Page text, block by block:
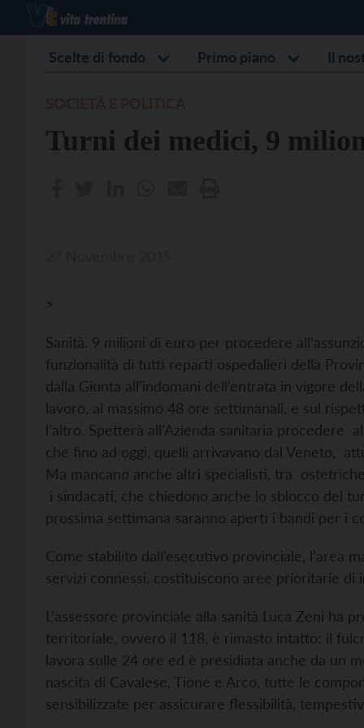
Scelte di fondo Primo piano Il
Turni dei medici, 9
>
Sanità. 9 milioni di euro per procedere
funzionalità di tutti reparti ospedalieri della
dalla Giunta all’indomani dell’entrata in vigore
lavoro, al massimo 48 ore settimanali, e sul
l’altro. Spetterà all’Azienda sanitaria procedere
che fino ad oggi, quelli arrivavano dal Veneto,
Ma mancano anche altri specialisti, tra
i sindacati, che chiedono anche lo sblocco del
prossima settimana saranno aperti i bandi per i
Come stabilito dall’esecutivo provinciale, l’area
servizi connessi, costituiscono aree prioritarie di
L’assessore provinciale alla sanità Luca Zeni ha
territoriale, ovvero il 118, è rimasto intatto: il
lavora sulle 24 ore ed è presidiata anche da un
nascita di Cavalese, Tione e Arco, tutte le
sensibilizzate per assicurare flessibilità,